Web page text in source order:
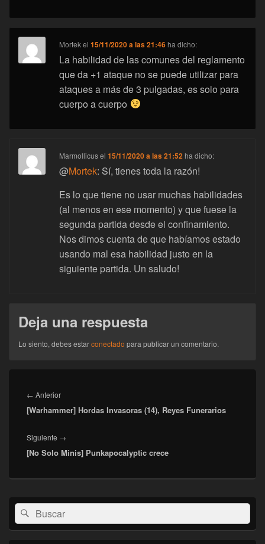
Mortekel15/11/2020 a las 21:46 ha dicho:
La habilidad de las comunes del reglamento
que da +1 ataque no se puede utilizar para
ataques a más de 3 pulgadas, es solo para
cuerpo a cuerpo
Marmollicusel15/11/2020 a las 21:52 ha dicho:
@Mortek: Sí, tienes toda la razón!
Es lo que tiene no usar muchas habilidades
(al menos en ese momento) y que fuese la
segunda partida desde el confinamiento.
Nos dimos cuenta de que habíamos estado
usando mal esa habilidad justo en la
siguiente partida. Un saludo!
Deja una respuesta
Lo siento, debes estarconectado para publicar un comentario.
de
entradas
← AnteriorEntrada
anterior:
[Warhammer] Hordas Invasoras (14), Reyes Funerarios
Siguiente →
siguiente:
[No Solo Minis] Punkapocalyptic crece
área
de
widget
Buscar
por:
Buscar